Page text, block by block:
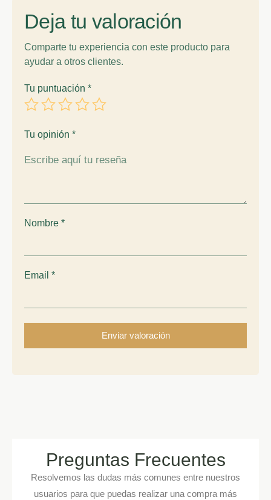
Deja tu valoración
Comparte tu experiencia con este producto para
ayudar a otros clientes.
Tu puntuación *
Tu opinión *
Nombre *
Email *
Preguntas Frecuentes
Resolvemos las dudas más comunes entre nuestros
usuarios para que puedas realizar una compra más